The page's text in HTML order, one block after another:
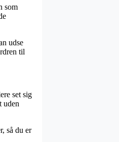
som
udse
til
set sig
uden
så du er